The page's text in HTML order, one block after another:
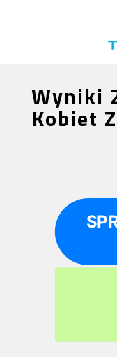
Wyniki
Kobiet